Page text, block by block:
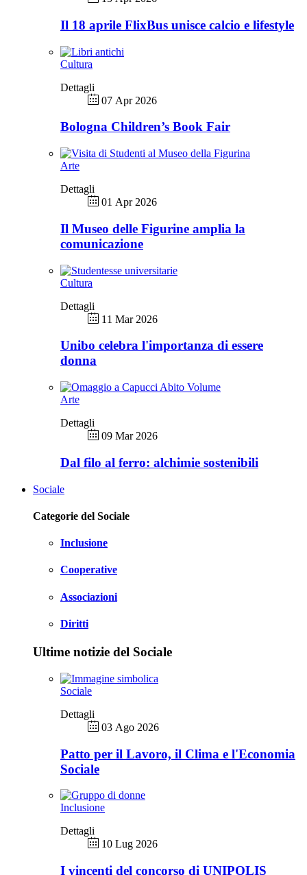
Il 18 aprile FlixBus unisce calcio e lifestyle
Cultura
Dettagli
07 Apr 2026
Bologna Children’s Book Fair
Arte
Dettagli
01 Apr 2026
Il Museo delle Figurine amplia la
comunicazione
Cultura
Dettagli
11 Mar 2026
Unibo celebra l'importanza di essere
donna
Arte
Dettagli
09 Mar 2026
Dal filo al ferro: alchimie sostenibili
Sociale
Categorie del Sociale
Inclusione
Cooperative
Associazioni
Diritti
Ultime notizie del Sociale
Sociale
Dettagli
03 Ago 2026
Patto per il Lavoro, il Clima e l'Economia
Sociale
Inclusione
Dettagli
10 Lug 2026
I vincenti del concorso di UNIPOLIS